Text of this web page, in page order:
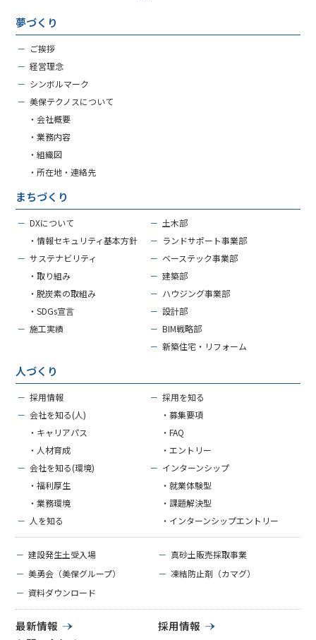
夢づくり
－ ご挨拶
－経営理念
－ シンボルマーク
－美保テクノスについて
・会社概要
・業務内容
・組織図
・所在地・連絡先
まちづくり
－DXについて － 土木部
・情報セキュリティ基本方針
－ ランドサポート事業部
－サステナビリティ － ベーステック事業部
・取り組み
－建築部
・脱炭素の取組み
－ ハウジング事業部
・SDGs宣言
－設計部
－施工実績 －BIM戦略部
－新築住宅・リフォーム
人づくり
－採用情報 －採用を知る
－会社を知る(人)
・募集要項
・キャリアパス
・FAQ
・人材育成
・エントリー
－会社を知る(環境) － インターンシップ
・福利厚生
・就業体験型
・業務環境
・課題解決型
－ 人を知る ・インターンシップエントリー
－建設発生土受入場 － 真砂土販売採取事業
－美勇会（美保グループ） － 凍結防止剤（カマグ）
－資料ダウンロード
最新情報
採用情報